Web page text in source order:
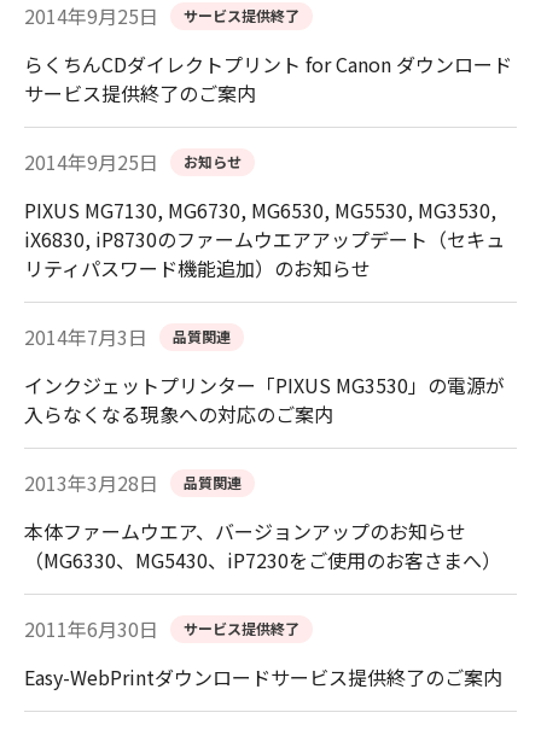
2014年9月25日 サービス提供終了
らくちんCDダイレクトプリント for Canon ダウンロード
サービス提供終了のご案内
2014年9月25日 お知らせ
PIXUS MG7130, MG6730, MG6530, MG5530, MG3530,
iX6830, iP8730のファームウエアアップデート（セキュ
リティパスワード機能追加）のお知らせ
2014年7月3日 品質関連
インクジェットプリンター「PIXUS MG3530」の電源が
入らなくなる現象への対応のご案内
2013年3月28日 品質関連
本体ファームウエア、バージョンアップのお知らせ
（MG6330、MG5430、iP7230をご使用のお客さまへ）
2011年6月30日 サービス提供終了
Easy-WebPrintダウンロードサービス提供終了のご案内